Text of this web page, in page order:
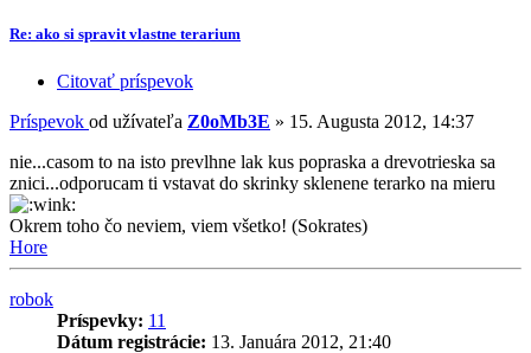
Re: ako si spravit vlastne terarium
Citovať príspevok
Príspevok od užívateľa Z0oMb3E » 15. Augusta 2012, 14:37
nie...casom to na isto prevlhne lak kus popraska a drevotrieska sa
znici...odporucam ti vstavat do skrinky sklenene terarko na mieru
Okrem toho čo neviem, viem všetko! (Sokrates)
Hore
robok
Príspevky: 11
Dátum registrácie: 13. Januára 2012, 21:40